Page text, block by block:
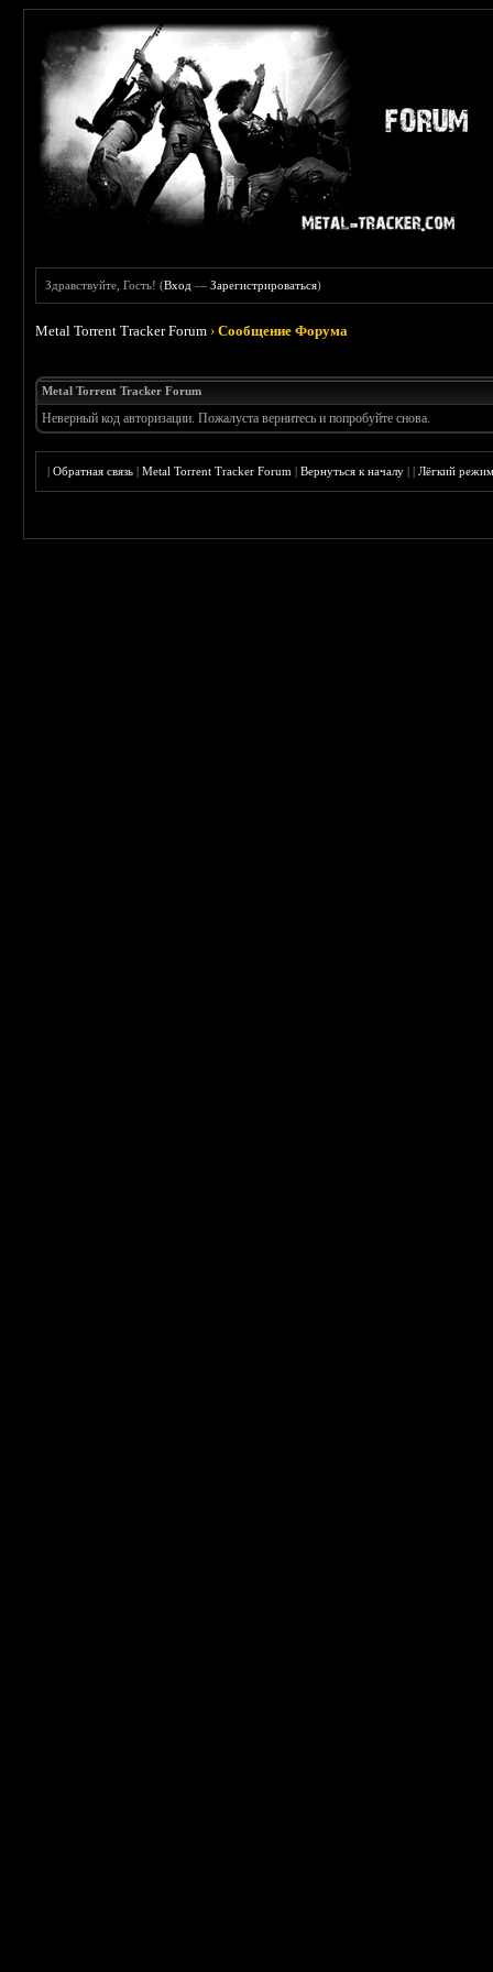
Здравствуйте, Гость! (Вход —Зарегистрироваться)
Metal Torrent Tracker Forum ›Сообщение Форума
Metal Torrent Tracker Forum
Неверный код авторизации. Пожалуста вернитесь и попробуйте снова.
|Обратная связь |Metal Torrent Tracker Forum |Вернуться к началу ||Лёгкий